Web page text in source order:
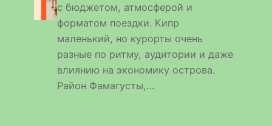
с бюджетом, атмосферой и
форматом поездки. Кипр
маленький, но курорты очень
разные по ритму, аудитории и даже
влиянию на экономику острова.
Район Фамагусты,…